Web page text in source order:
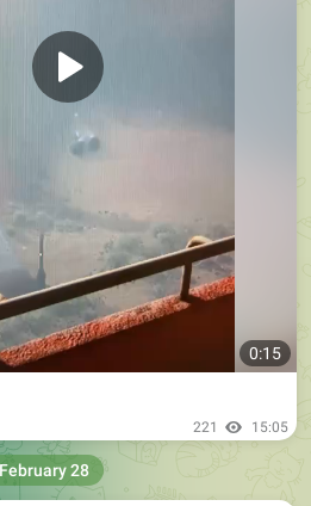
0:15
221 15:05
February 28